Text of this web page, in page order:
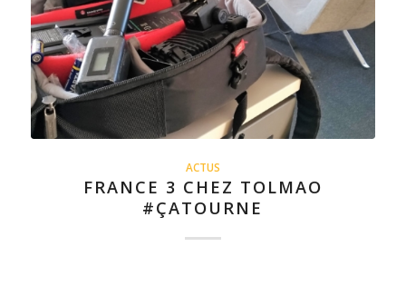
ACTUS
FRANCE 3 CHEZ TOLMAO
#ÇATOURNE